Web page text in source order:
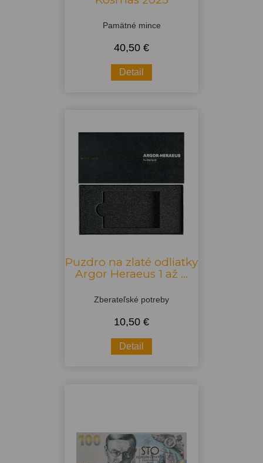
Pamätné mince
40,50 €
Detail
Puzdro na zlaté odliatky
Argor Heraeus 1 až ...
Zberateľské potreby
10,50 €
Detail